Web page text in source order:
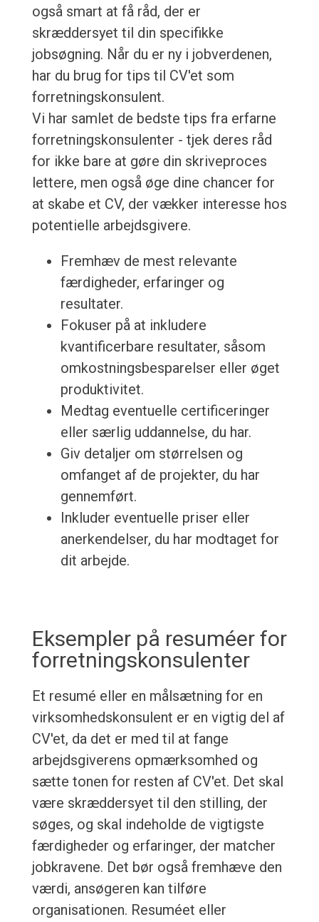
også smart at få råd, der er
skræddersyet til din specifikke
jobsøgning. Når du er ny i jobverdenen,
har du brug for tips til CV'et som
forretningskonsulent.
Vi har samlet de bedste tips fra erfarne
forretningskonsulenter - tjek deres råd
for ikke bare at gøre din skriveproces
lettere, men også øge dine chancer for
at skabe et CV, der vækker interesse hos
potentielle arbejdsgivere.
Fremhæv de mest relevante
færdigheder, erfaringer og
resultater.
Fokuser på at inkludere
kvantificerbare resultater, såsom
omkostningsbesparelser eller øget
produktivitet.
Medtag eventuelle certificeringer
eller særlig uddannelse, du har.
Giv detaljer om størrelsen og
omfanget af de projekter, du har
gennemført.
Inkluder eventuelle priser eller
anerkendelser, du har modtaget for
dit arbejde.
Eksempler på resuméer for
forretningskonsulenter
Et resumé eller en målsætning for en
virksomhedskonsulent er en vigtig del af
CV'et, da det er med til at fange
arbejdsgiverens opmærksomhed og
sætte tonen for resten af CV'et. Det skal
være skræddersyet til den stilling, der
søges, og skal indeholde de vigtigste
færdigheder og erfaringer, der matcher
jobkravene. Det bør også fremhæve den
værdi, ansøgeren kan tilføre
organisationen. Resuméet eller